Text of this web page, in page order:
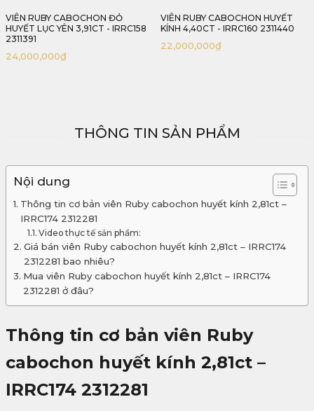
VIÊN RUBY CABOCHON HUYẾT
KÍNH 4,40CT - IRRC160 2311440
22,000,000
VIÊN RUBY CABOCHON LỤC YÊN
13,5CT - IRRC161 2311135
THÔNG TIN SẢN PHẨM
Nội dung
Thông tin cơ bản viên Ruby cabochon huyết kính 2,81ct –
IRRC174 2312281
Video thực tế sản phẩm:
Giá bán viên Ruby cabochon huyết kính 2,81ct – IRRC174
2312281 bao nhiêu?
Mua viên Ruby cabochon huyết kính 2,81ct – IRRC174
2312281 ở đâu?
Thông tin cơ bản viên Ruby
cabochon huyết kính 2,81ct –
IRRC174 2312281